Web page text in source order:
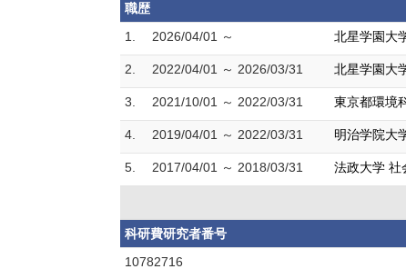
職歴
1.
2026/04/01 ～ 北星学園大
2. 2022/04/01 ～ 2026/03/31 北星学園大
3. 2021/10/01 ～ 2022/03/31 東京都環境
4. 2019/04/01 ～ 2022/03/31 明治学院大
5. 2017/04/01 ～ 2018/03/31 法政大学 社
科研費研究者番号
10782716